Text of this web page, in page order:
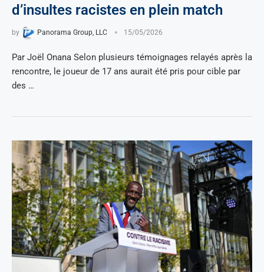
d’insultes racistes en plein match
by Panorama Group, LLC 15/05/2026
Par Joël Onana Selon plusieurs témoignages relayés après la
rencontre, le joueur de 17 ans aurait été pris pour cible par
des …